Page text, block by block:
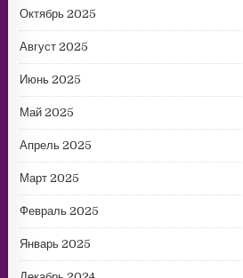
Октябрь 2025
Август 2025
Июнь 2025
Май 2025
Апрель 2025
Март 2025
Февраль 2025
Январь 2025